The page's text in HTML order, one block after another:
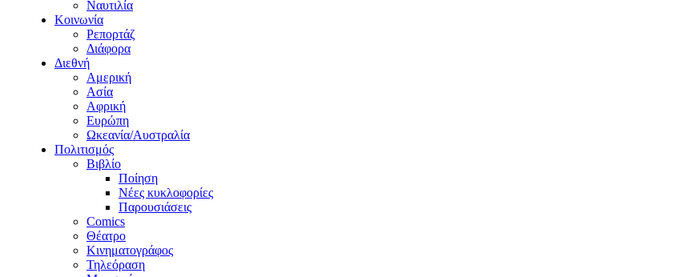
Ναυτιλία
Κοινωνία
Ρεπορτάζ
Διάφορα
Διεθνή
Αμερική
Ασία
Αφρική
Ευρώπη
Ωκεανία/Αυστραλία
Πολιτισμός
Βιβλίο
Ποίηση
Νέες κυκλοφορίες
Παρουσιάσεις
Comics
Θέατρο
Κινηματογράφος
Τηλεόραση